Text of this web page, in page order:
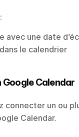
avec une date
le calendrier
Calendar
connecter un ou
Calendar.